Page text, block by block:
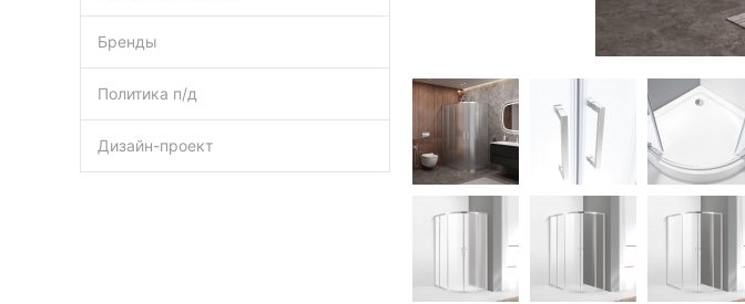
Бренды
Политика п/д
Дизайн-проект